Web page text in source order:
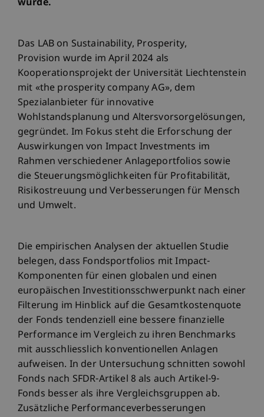
wurde.
Das LAB on Sustainability, Prosperity,
Provision wurde im April 2024 als
Kooperationsprojekt der Universität Liechtenstein
mit «the prosperity company AG», dem
Spezialanbieter für innovative
Wohlstandsplanung und Altersvorsorgelösungen,
gegründet. Im Fokus steht die Erforschung der
Auswirkungen von Impact Investments im
Rahmen verschiedener Anlageportfolios sowie
die Steuerungsmöglichkeiten für Profitabilität,
Risikostreuung und Verbesserungen für Mensch
und Umwelt.
Die empirischen Analysen der aktuellen Studie
belegen, dass Fondsportfolios mit Impact-
Komponenten für einen globalen und einen
europäischen Investitionsschwerpunkt nach einer
Filterung im Hinblick auf die Gesamtkostenquote
der Fonds tendenziell eine bessere finanzielle
Performance im Vergleich zu ihren Benchmarks
mit ausschliesslich konventionellen Anlagen
aufweisen. In der Untersuchung schnitten sowohl
Fonds nach SFDR-Artikel 8 als auch Artikel-9-
Fonds besser als ihre Vergleichsgruppen ab.
Zusätzliche Performanceverbesserungen